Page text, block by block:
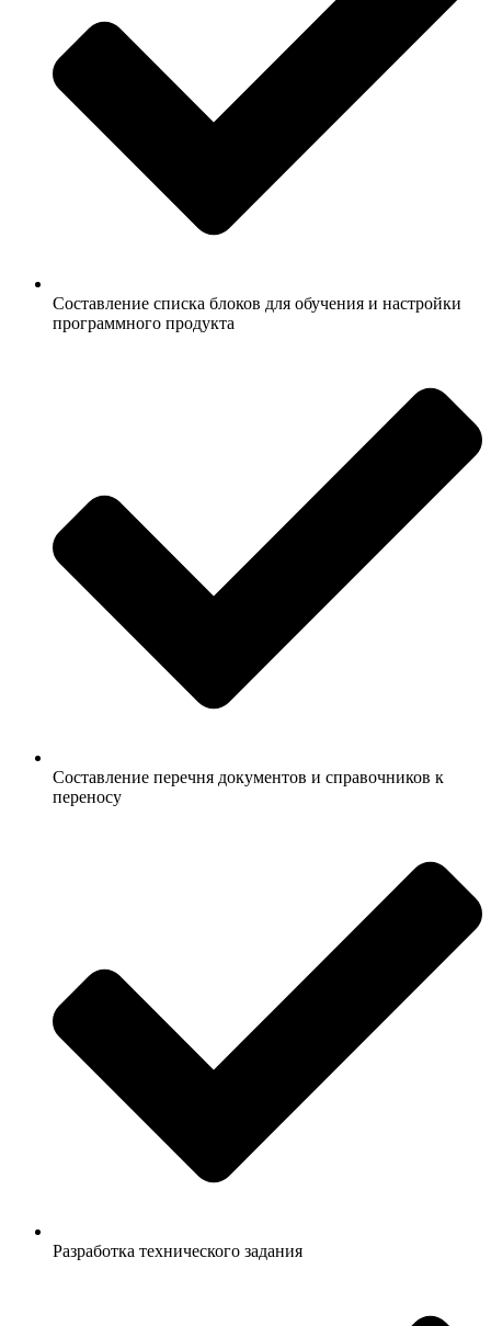
Составление списка блоков для обучения и настройки
программного продукта
Составление перечня документов и справочников к
переносу
Разработка технического задания